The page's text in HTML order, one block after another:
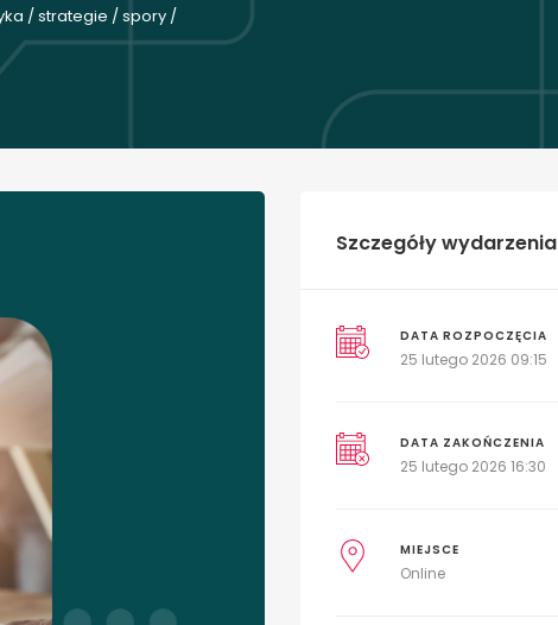
/ strategie / spory /
Szczegóły wydarzenia
DATA ROZPOCZĘCIA
25 lutego 2026 09:15
DATA ZAKOŃCZENIA
25 lutego 2026 16:30
MIEJSCE
Online